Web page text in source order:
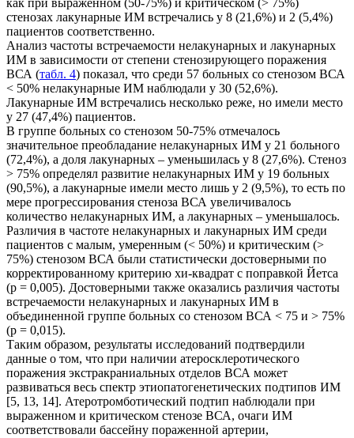
стенозах лакунарные ИМ встречались у 8 (21,6%) и 2 (5,4%)
пациентов соответственно.
Анализ частоты встречаемости нелакунарных и лакунарных
ИМ в зависимости от степени стенозирующего поражения
ВСА (табл. 4) показал, что среди 57 больных со стенозом ВСА
< 50% нелакунарные ИМ наблюдали у 30 (52,6%).
Лакунарные ИМ встречались несколько реже, но имели место
у 27 (47,4%) пациентов.
В группе больных со стенозом 50-75% отмечалось
значительное преобладание нелакунарных ИМ у 21 больного
(72,4%), а доля лакунарных – уменьшилась у 8 (27,6%). Стеноз
> 75% определял развитие нелакунарных ИМ у 19 больных
(90,5%), а лакунарные имели место лишь у 2 (9,5%), то есть по
мере прогрессирования стеноза ВСА увеличивалось
количество нелакунарных ИМ, а лакунарных – уменьшалось.
Различия в частоте нелакунарных и лакунарных ИМ среди
пациентов с малым, умеренным (< 50%) и критическим (>
75%) стенозом ВСА были статистически достоверными по
корректированному критерию хи-квадрат с поправкой Йетса
(р = 0,005). Достоверными также оказались различия частоты
встречаемости нелакунарных и лакунарных ИМ в
объединенной группе больных со стенозом ВСА < 75 и > 75%
(р = 0,015).
Таким образом, результаты исследований подтвердили
данные о том, что при наличии атеросклеротического
поражения экстракраниальных отделов ВСА может
развиваться весь спектр этиопатогенетических подтипов ИМ
[5, 13, 14]. Атеротромботический подтип наблюдали при
выраженном и критическом стенозе ВСА, очаги ИМ
соответствовали бассейну пораженной артерии,